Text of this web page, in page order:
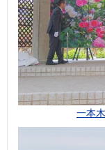
一本